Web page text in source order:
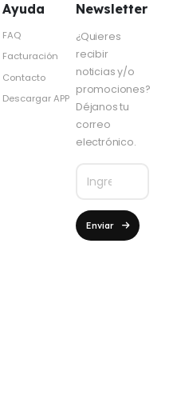
Ayuda
FAQ
Facturación
Contacto
Descargar APP
Newsletter
¿Quieres
recibir
noticias y/o
promociones?
Déjanos tu
correo
electrónico.
Enviar